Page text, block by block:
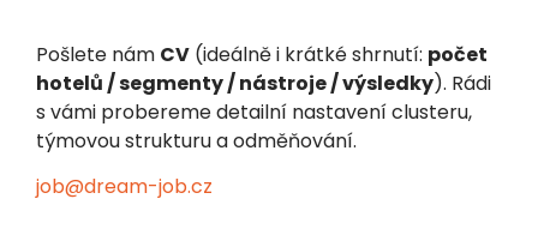
Pošlete nám CV (ideálně i krátké shrnutí: počet
hotelů / segmenty / nástroje / výsledky). Rádi
s vámi probereme detailní nastavení clusteru,
týmovou strukturu a odměňování.
job@dream-job.cz